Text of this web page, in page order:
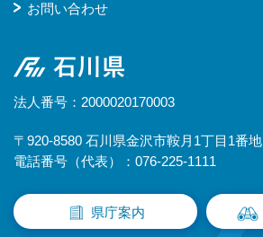
お問い合わせ
石川県
法人番号：2000020170003
〒920-8580 石川県金沢市鞍月1丁目1番地
電話番号（代表）：076-225-1111
県庁案内